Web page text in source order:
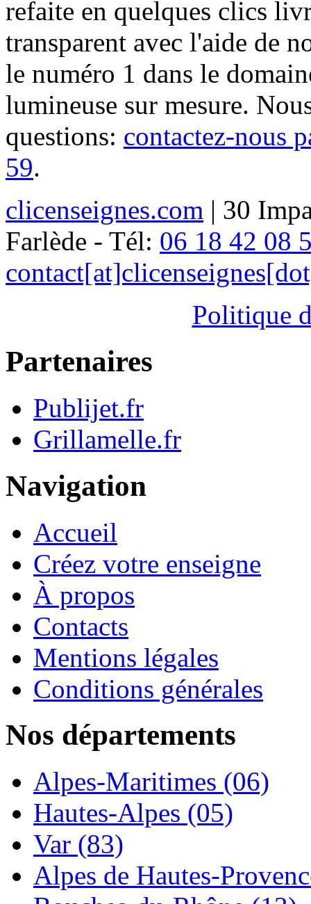
refaite en quelques clics
transparent avec l'aide de
le numéro 1 dans le
lumineuse sur mesure.
questions: contactez-nous
59.
clicenseignes.com | 30
Farlède - Tél: 06 18 42 08
Politique
Partenaires
Publijet.fr
Grillamelle.fr
Navigation
Accueil
Créez votre enseigne
À propos
Contacts
Mentions légales
Conditions générales
Nos départements
Alpes-Maritimes (06)
Hautes-Alpes (05)
Var (83)
Alpes de Hautes-